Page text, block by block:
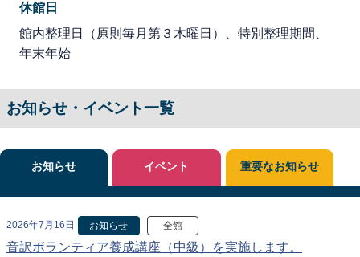
休館日
館内整理日（原則毎月第３木曜日）、特別整理期間、
年末年始
お知らせ・イベント一覧
お知らせ
2026年7月16日 お知らせ 全館
音訳ボランティア養成講座（中級）を実施します。
イベント 重要なお知らせ